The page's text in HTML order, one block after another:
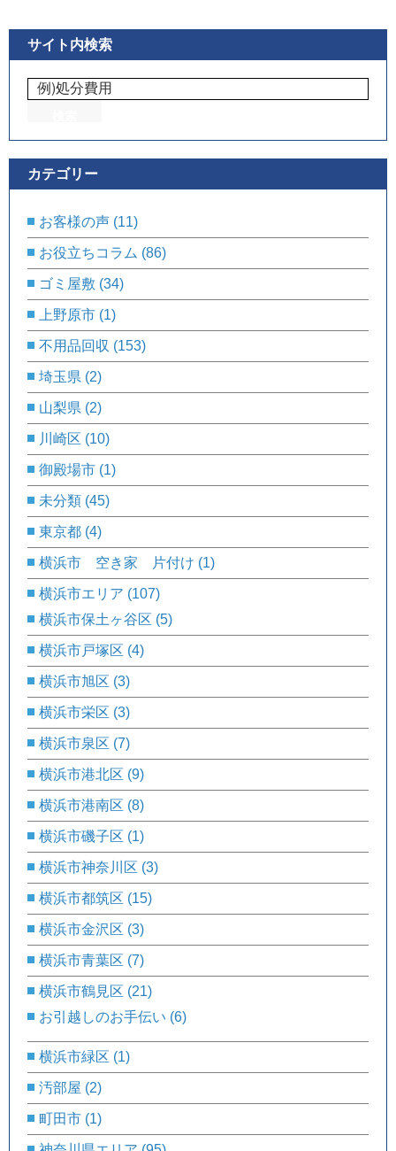
サイト内検索
カテゴリー
お客様の声 (11)
お役立ちコラム (86)
ゴミ屋敷 (34)
上野原市 (1)
不用品回収 (153)
埼玉県 (2)
山梨県 (2)
川崎区 (10)
御殿場市 (1)
未分類 (45)
東京都 (4)
横浜市 空き家 片付け (1)
横浜市エリア (107)
横浜市保土ヶ谷区 (5)
横浜市戸塚区 (4)
横浜市旭区 (3)
横浜市栄区 (3)
横浜市泉区 (7)
横浜市港北区 (9)
横浜市港南区 (8)
横浜市磯子区 (1)
横浜市神奈川区 (3)
横浜市都筑区 (15)
横浜市金沢区 (3)
横浜市青葉区 (7)
横浜市鶴見区 (21)
お引越しのお手伝い (6)
横浜市緑区 (1)
汚部屋 (2)
町田市 (1)